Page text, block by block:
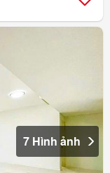
7 Hình ảnh